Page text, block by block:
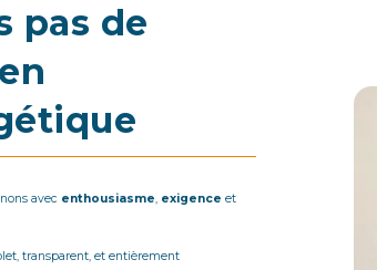
pas de
avec enthousiasme, exigence et
transparent, et entièrement